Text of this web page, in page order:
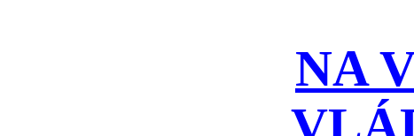
NA